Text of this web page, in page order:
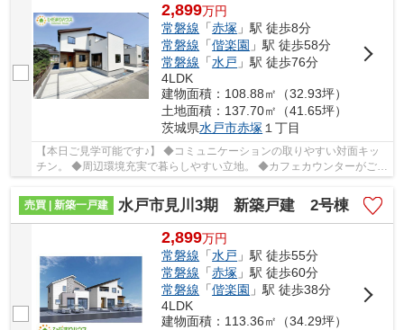
2,899万円
常磐線 「赤塚 」駅 徒歩8分
常磐線 「偕楽園 」駅 徒歩58分
常磐線 「水戸 」駅 徒歩76分
4LDK
建物面積：108.88㎡（32.93坪）
土地面積：137.70㎡（41.65坪）
茨城県水戸市赤塚 １丁目
【本日ご見学可能です♪】 ◆コミュニケーションの取りやすい対面キッ
チン。 ◆周辺環境充実で暮らしやすい立地。 ◆カフェカウンターがござ
売買 | 新築一戸建
水戸市見川3期 新築戸建 2号棟
2,899万円
常磐線 「水戸 」駅 徒歩55分
常磐線 「赤塚 」駅 徒歩60分
常磐線 「偕楽園 」駅 徒歩38分
4LDK
建物面積：113.36㎡（34.29坪）